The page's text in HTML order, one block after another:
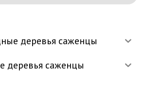
деревья саженцы
деревья саженцы